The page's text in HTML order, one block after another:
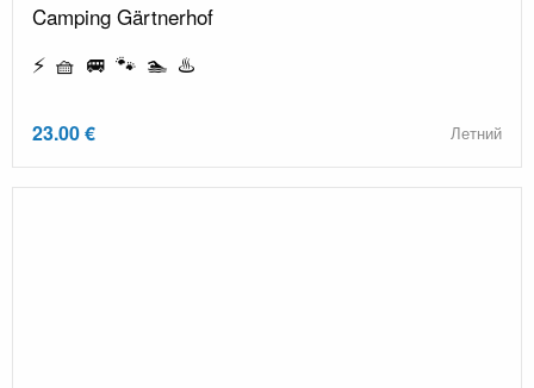
Camping Gärtnerhof
⚡ 🧺 🚐 🐾 🏊 ♨️
23.00 € Летний